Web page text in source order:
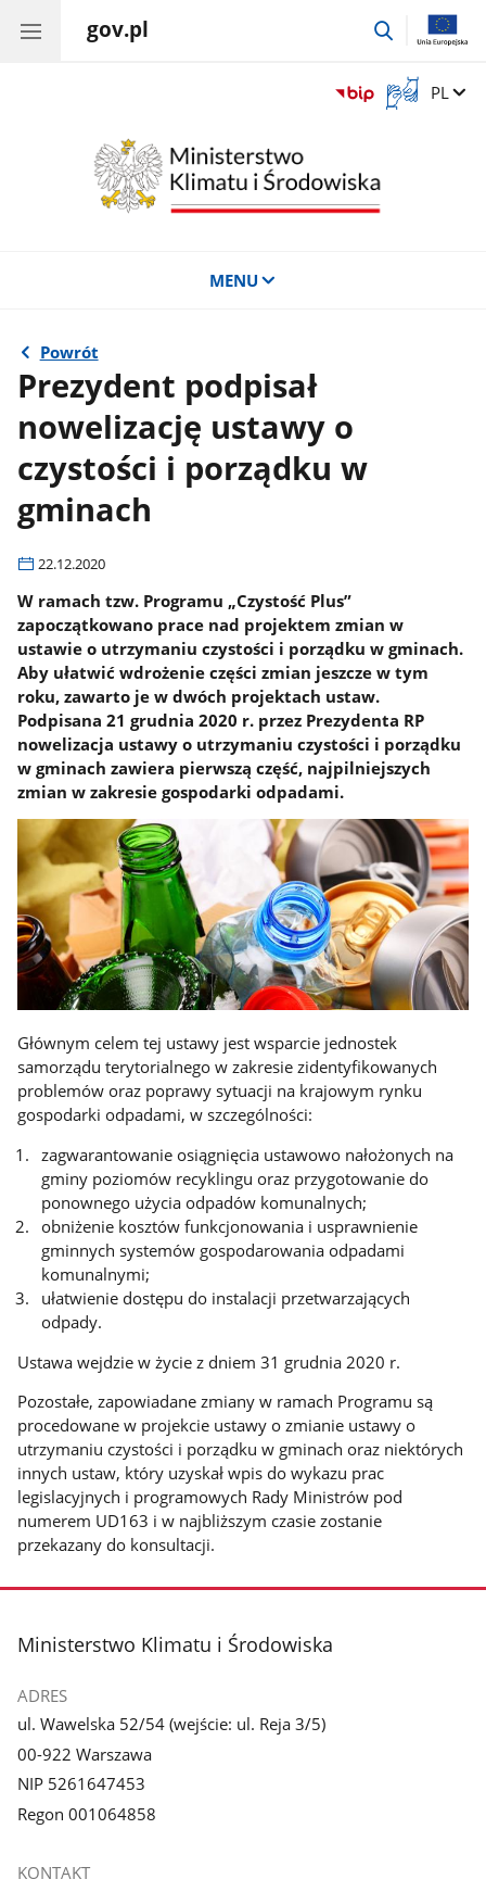
gov.pl
przejdź
Otwórz
okno
Zmień
PL
MENU
Powrót
Prezydent podpisał
nowelizację ustawy o
czystości i porządku w
gminach
22.12.2020
W ramach tzw. Programu „Czystość Plus”
zapoczątkowano prace nad projektem zmian w
ustawie o utrzymaniu czystości i porządku w gminach.
Aby ułatwić wdrożenie części zmian jeszcze w tym
roku, zawarto je w dwóch projektach ustaw.
Podpisana 21 grudnia 2020 r. przez Prezydenta RP
nowelizacja ustawy o utrzymaniu czystości i porządku
w gminach zawiera pierwszą część, najpilniejszych
zmian w zakresie gospodarki odpadami.
Głównym celem tej ustawy jest wsparcie jednostek
samorządu terytorialnego w zakresie zidentyfikowanych
problemów oraz poprawy sytuacji na krajowym rynku
gospodarki odpadami, w szczególności:
zagwarantowanie osiągnięcia ustawowo nałożonych na
gminy poziomów recyklingu oraz przygotowanie do
ponownego użycia odpadów komunalnych;
obniżenie kosztów funkcjonowania i usprawnienie
gminnych systemów gospodarowania odpadami
komunalnymi;
ułatwienie dostępu do instalacji przetwarzających
odpady.
Ustawa wejdzie w życie z dniem 31 grudnia 2020 r.
Pozostałe, zapowiadane zmiany w ramach Programu są
procedowane w projekcie ustawy o zmianie ustawy o
utrzymaniu czystości i porządku w gminach oraz niektórych
innych ustaw, który uzyskał wpis do wykazu prac
legislacyjnych i programowych Rady Ministrów pod
numerem UD163 i w najbliższym czasie zostanie
przekazany do konsultacji.
stopka
Ministerstwo Klimatu i Środowiska
ADRES
ul. Wawelska 52/54 (wejście: ul. Reja 3/5)
00-922 Warszawa
NIP 5261647453
Regon 001064858
KONTAKT